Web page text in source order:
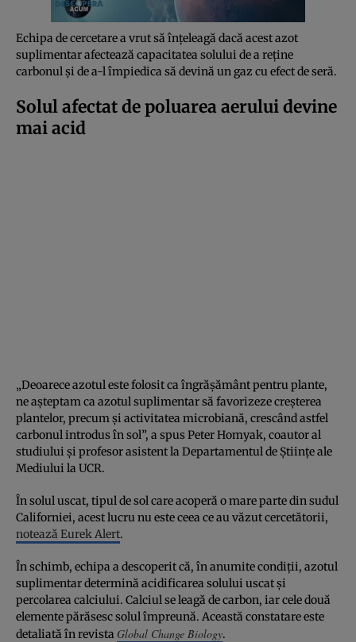
Echipa de cercetare a vrut să înțeleagă dacă acest azot
suplimentar afectează capacitatea solului de a reține
carbonul și de a-l împiedica să devină un gaz cu efect de seră.
Solul afectat de poluarea aerului devine
mai acid
„Deoarece azotul este folosit ca îngrășământ pentru plante,
ne așteptam ca azotul suplimentar să favorizeze creșterea
plantelor, precum și activitatea microbiană, crescând astfel
carbonul introdus în sol”, a spus Peter Homyak, coautor al
studiului și profesor asistent la Departamentul de Științe ale
Mediului la UCR.
În solul uscat, tipul de sol care acoperă o mare parte din sudul
Californiei, acest lucru nu este ceea ce au văzut cercetătorii,
notează Eurek Alert.
În schimb, echipa a descoperit că, în anumite condiții, azotul
suplimentar determină acidificarea solului uscat și
percolarea calciului. Calciul se leagă de carbon, iar cele două
elemente părăsesc solul împreună. Această constatare este
detaliată în revista Global Change Biology.